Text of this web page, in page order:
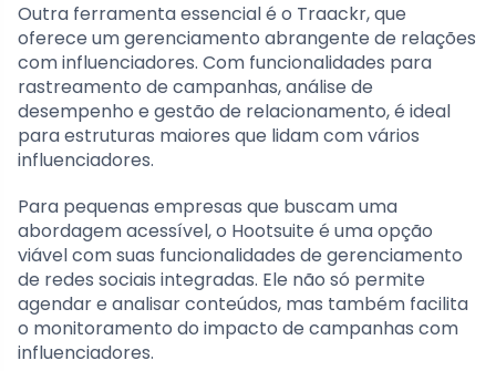
Outra ferramenta essencial é o Traackr, que
oferece um gerenciamento abrangente de relações
com influenciadores. Com funcionalidades para
rastreamento de campanhas, análise de
desempenho e gestão de relacionamento, é ideal
para estruturas maiores que lidam com vários
influenciadores.
Para pequenas empresas que buscam uma
abordagem acessível, o Hootsuite é uma opção
viável com suas funcionalidades de gerenciamento
de redes sociais integradas. Ele não só permite
agendar e analisar conteúdos, mas também facilita
o monitoramento do impacto de campanhas com
influenciadores.